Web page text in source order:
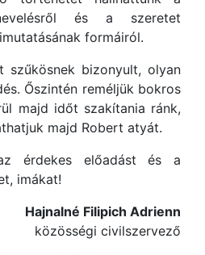
és a szeretet
formáiról.
szűkösnek bizonyult, olyan
Őszintén reméljük bokros
majd időt szakítania ránk,
majd Robert atyát.
érdekes előadást és a
imákat!
Hajnalné Filipich Adrienn
közösségi civilszervező